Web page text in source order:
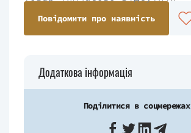
Повідомити про наявність
Додаткова інформація
Поділитися в соцмережах